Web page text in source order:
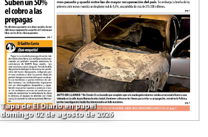
Tapa de El Diario en papel
domingo 02 de agosto de 2026